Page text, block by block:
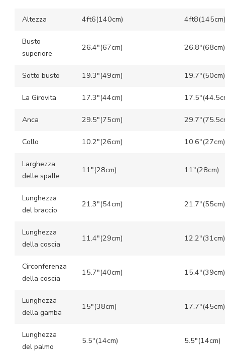
Altezza 4ft6(140cm) 4ft8(145cm)
Busto
superiore
26.4″(67cm) 26.8″(68cm)
Sotto busto 19.3″(49cm) 19.7″(50cm)
La Girovita 17.3″(44cm)
Anca 29.5″(75cm)
Collo 10.2″(26cm) 10.6″(27cm)
Larghezza
delle spalle
11″(28cm) 11″(28cm)
Lunghezza
del braccio
21.3″(54cm) 21.7″(55cm)
Lunghezza
della coscia
11.4″(29cm) 12.2″(31cm)
Circonferenza
della coscia
15.7″(40cm) 15.4″(39cm)
Lunghezza
della gamba
15″(38cm) 17.7″(45cm)
Lunghezza
del palmo
5.5″(14cm) 5.5″(14cm)